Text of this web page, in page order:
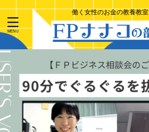
働く女性のお金の教養教室